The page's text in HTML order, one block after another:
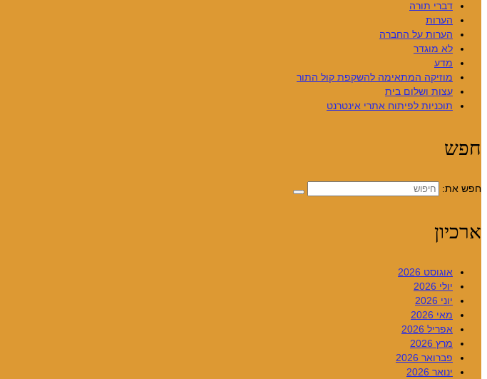
דברי תורה
הערות
הערות על החברה
לא מוגדר
מדע
מוזיקה המתאימה להשקפת קול התור
עצות ושלום בית
תוכניות לפיתוח אתרי אינטרנט
חפש
חפש את:
ארכיון
אוגוסט 2026
יולי 2026
יוני 2026
מאי 2026
אפריל 2026
מרץ 2026
פברואר 2026
ינואר 2026